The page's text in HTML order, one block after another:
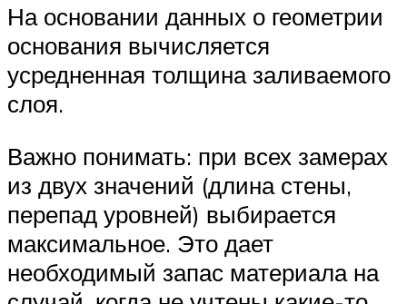
На основании данных о геометрии
основания вычисляется
усредненная толщина заливаемого
слоя.
Важно понимать: при всех замерах
из двух значений (длина стены,
перепад уровней) выбирается
максимальное. Это дает
необходимый запас материала на